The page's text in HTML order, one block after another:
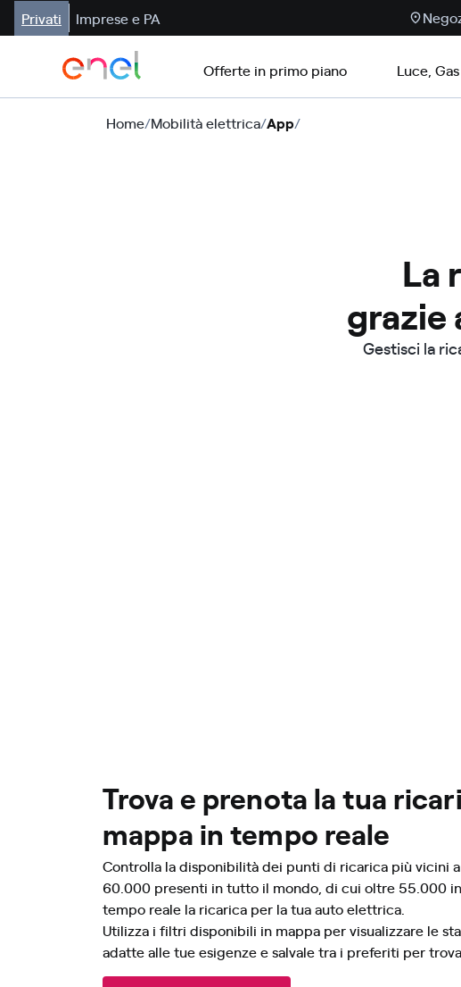
Privati Imprese e PA
Offerte in primo piano Luce,
Home/Mobilità elettrica/App/
La
grazie
Gestisci la
Trova e prenota la tua
mappa in tempo reale
Controlla la disponibilità dei punti di ricarica più vicini
60.000 presenti in tutto il mondo, di cui oltre 55.000
tempo reale la ricarica per la tua auto elettrica.
Utilizza i filtri disponibili in mappa per visualizzare le
adatte alle tue esigenze e salvale tra i preferiti per